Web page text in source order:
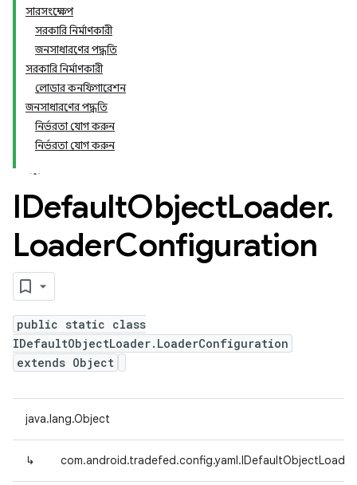
সারসংক্ষেপ
সরকারি নির্মাণকারী
জনসাধারণের পদ্ধতি
সরকারি নির্মাণকারী
লোডার কনফিগারেশন
জনসাধারণের পদ্ধতি
নির্ভরতা যোগ করুন
নির্ভরতা যোগ করুন
IDefaultObjectLoader.
LoaderConfiguration
public static class
IDefaultObjectLoader.LoaderConfiguration
extends Object
java.lang.Object
↳